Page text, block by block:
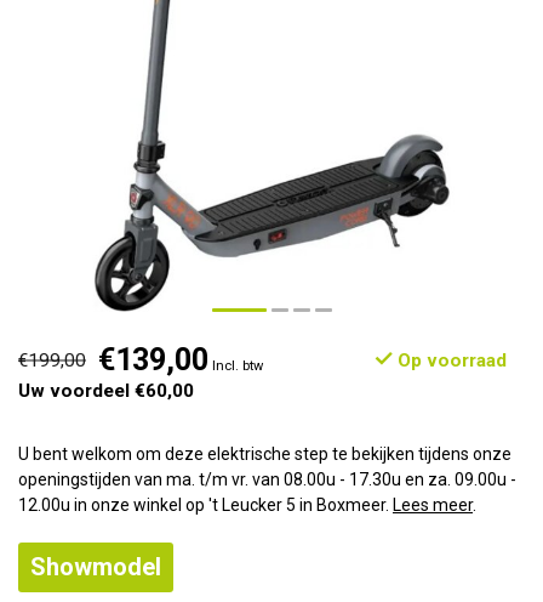
€199,00 €139,00 Incl. btw
Op voorraad
Uw voordeel €60,00
U bent welkom om deze elektrische step te bekijken tijdens onze
openingstijden van ma. t/m vr. van 08.00u - 17.30u en za. 09.00u -
12.00u in onze winkel op 't Leucker 5 in Boxmeer. Lees meer.
Showmodel